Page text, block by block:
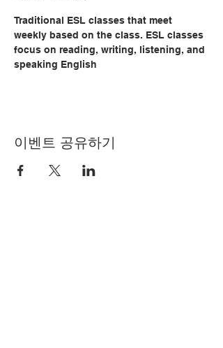
Traditional ESL classes that meet
weekly based on the class. ESL classes
focus on reading, writing, listening, and
speaking English
이벤트 공유하기